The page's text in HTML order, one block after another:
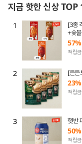
지금 핫한 신상 TOP
담기
담기
담기
1
[3종
+숯
57%
적립
2 [든든
23%
적립
3 햇반
50%
적립